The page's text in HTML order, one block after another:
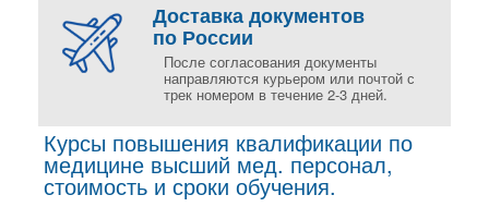
Доставка документов
по России
После согласования документы
направляются курьером или почтой с
трек номером в течение 2-3 дней.
Курсы повышения квалификации по
медицине высший мед. персонал,
стоимость и сроки обучения.